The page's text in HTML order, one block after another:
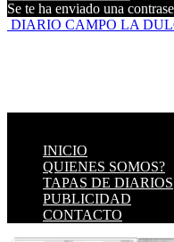
Se te ha enviado una
DIARIO CAMPO LA
INICIO
QUIENES SOMOS?
TAPAS DE DIARIOS
PUBLICIDAD
CONTACTO